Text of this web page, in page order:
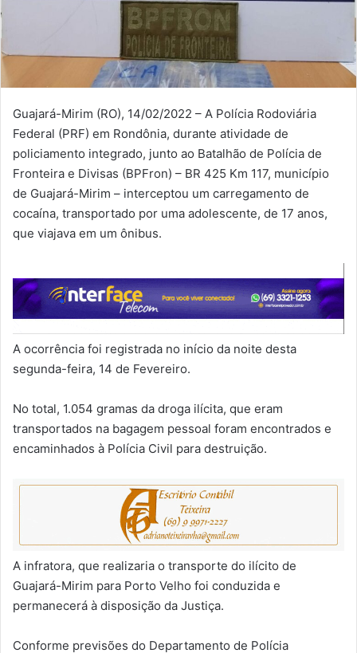
Guajará-Mirim (RO), 14/02/2022 – A Polícia Rodoviária
Federal (PRF) em Rondônia, durante atividade de
policiamento integrado, junto ao Batalhão de Polícia de
Fronteira e Divisas (BPFron) – BR 425 Km 117, município
de Guajará-Mirim – interceptou um carregamento de
cocaína, transportado por uma adolescente, de 17 anos,
que viajava em um ônibus.
A ocorrência foi registrada no início da noite desta
segunda-feira, 14 de Fevereiro.
No total, 1.054 gramas da droga ilícita, que eram
transportados na bagagem pessoal foram encontrados e
encaminhados à Polícia Civil para destruição.
A infratora, que realizaria o transporte do ilícito de
Guajará-Mirim para Porto Velho foi conduzida e
permanecerá à disposição da Justiça.
Conforme previsões do Departamento de Polícia